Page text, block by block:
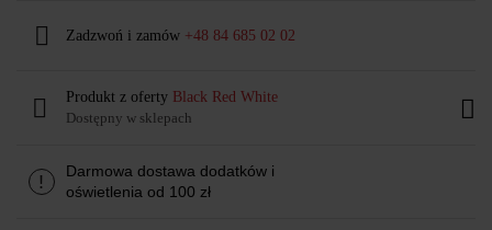
Zadzwoń i zamów +48 84 685 02 02
Produkt z oferty Black Red White
Dostępny w sklepach
!
Darmowa dostawa dodatków i
oświetlenia od 100 zł